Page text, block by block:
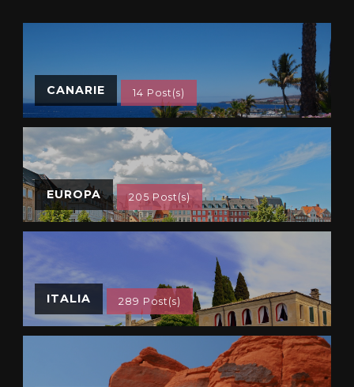
CANARIE 14 Post(s)
EUROPA 205 Post(s)
ITALIA 289 Post(s)